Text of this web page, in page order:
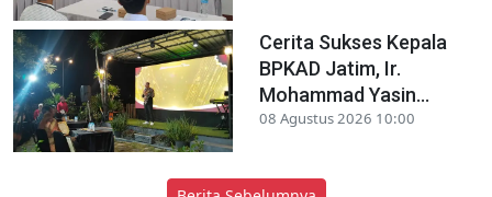
Cerita Sukses Kepala
BPKAD Jatim, Ir.
Mohammad Yasin...
08 Agustus 2026 10:00